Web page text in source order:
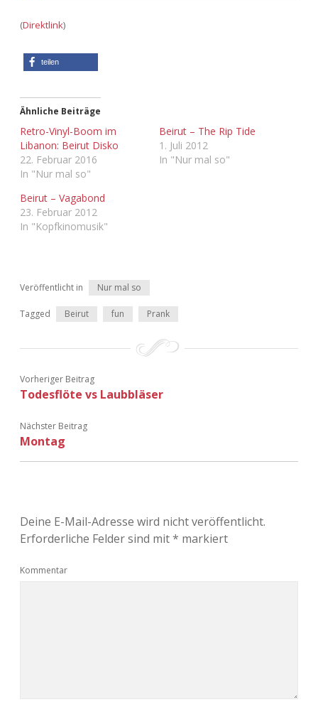
(Direktlink)
teilen
Ähnliche Beiträge
Retro-Vinyl-Boom im
Libanon: Beirut Disko
22. Februar 2016
In "Nur mal so"
Beirut – The Rip Tide
1. Juli 2012
In "Nur mal so"
Beirut – Vagabond
23. Februar 2012
In "Kopfkinomusik"
Veröffentlicht in Nur mal so
Tagged Beirut fun Prank
Vorheriger Beitrag
Todesflöte vs Laubbläser
Nächster Beitrag
Montag
Deine E-Mail-Adresse wird nicht veröffentlicht.
Erforderliche Felder sind mit* markiert
Kommentar